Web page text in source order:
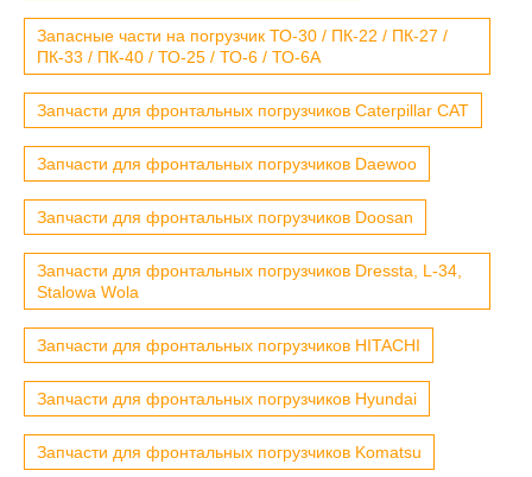
Запасные части на погрузчик ТО-30 / ПК-22 / ПК-27 /
ПК-33 / ПК-40 / ТО-25 / ТО-6 / ТО-6А
Запчасти для фронтальных погрузчиков Caterpillar CAT
Запчасти для фронтальных погрузчиков Daewoo
Запчасти для фронтальных погрузчиков Doosan
Запчасти для фронтальных погрузчиков Dressta, L-34,
Stalowa Wola
Запчасти для фронтальных погрузчиков HITACHI
Запчасти для фронтальных погрузчиков Hyundai
Запчасти для фронтальных погрузчиков Komatsu